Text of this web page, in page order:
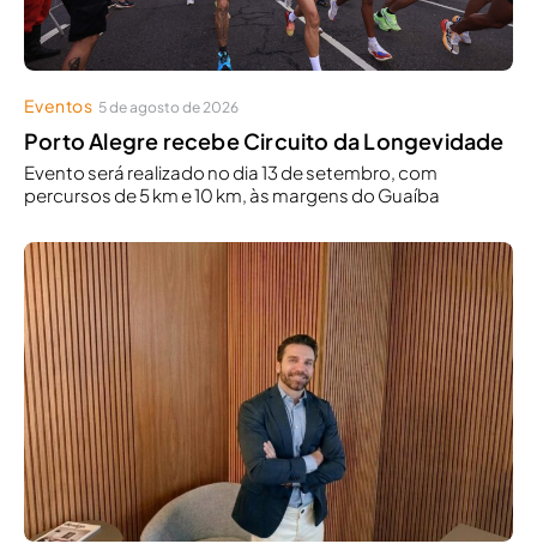
Eventos 5 de agosto de 2026
Porto Alegre recebe Circuito da Longevidade
Evento será realizado no dia 13 de setembro, com
percursos de 5 km e 10 km, às margens do Guaíba